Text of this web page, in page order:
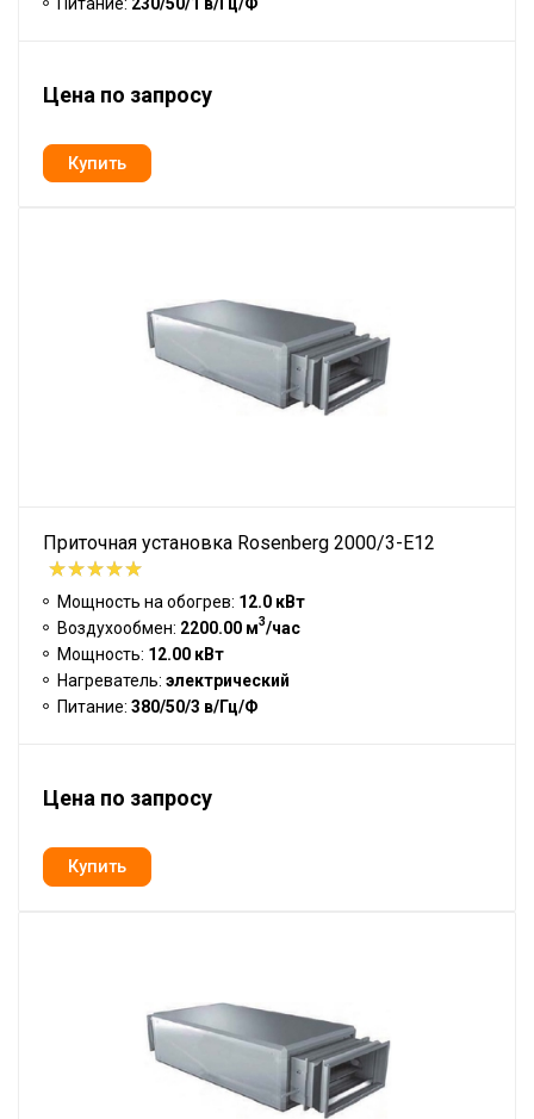
Цена по запросу
Приточная установка Rosenberg 2000/3-E12
Мощность на обогрев: 12.0 кВт
Воздухообмен: 2200.00 м3/час
Мощность: 12.00 кВт
Нагреватель: электрический
Питание: 380/50/3 в/Гц/Ф
Цена по запросу